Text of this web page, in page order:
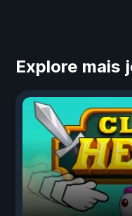
Explore mais